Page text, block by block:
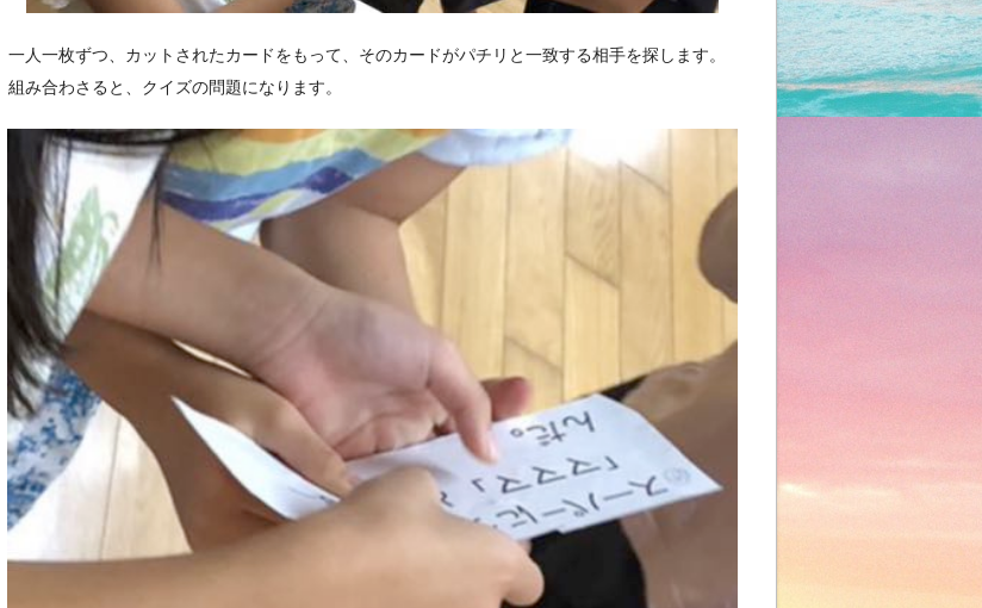
一人一枚ずつ、カットされたカードをもって、そのカードがパチリと一致する相手を探します。
組み合わさると、クイズの問題になります。